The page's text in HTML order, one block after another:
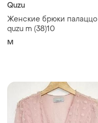
Quzu
Женские брюки палаццо
quzu m (38)10
M